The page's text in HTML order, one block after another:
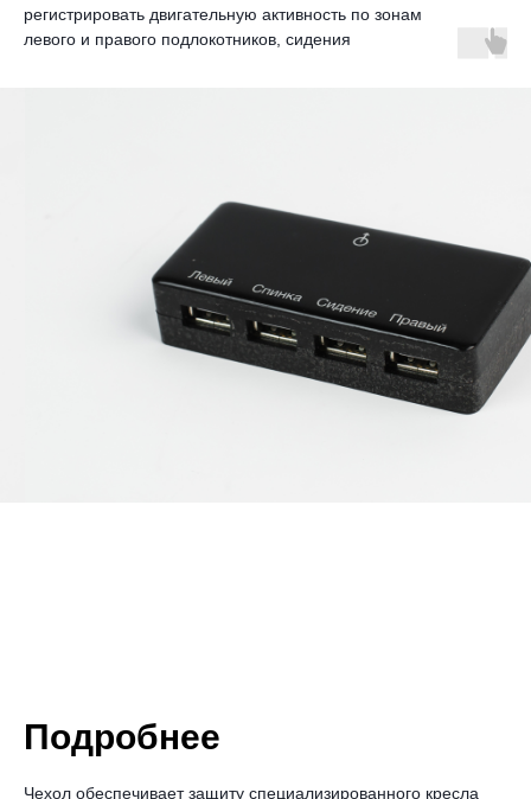
регистрировать двигательную активность по зонам
левого и правого подлокотников, сидения
Подробнее
Чехол обеспечивает защиту специализированного кресла